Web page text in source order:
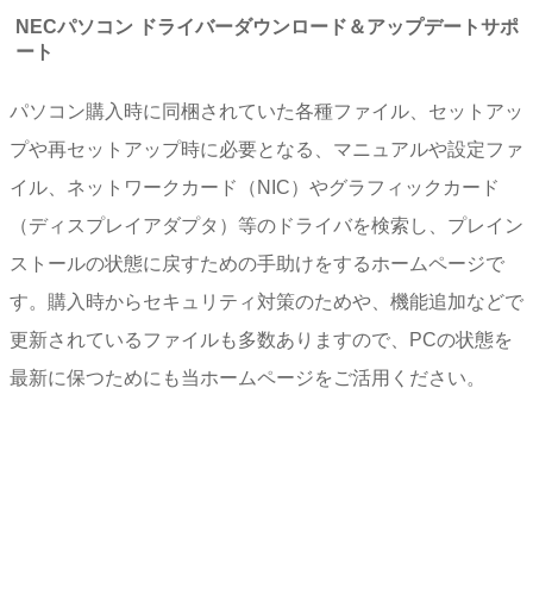
NECパソコン ドライバーダウンロード＆アップデートサポ
ート
パソコン購入時に同梱されていた各種ファイル、セットアッ
プや再セットアップ時に必要となる、マニュアルや設定ファ
イル、ネットワークカード（NIC）やグラフィックカード
（ディスプレイアダプタ）等のドライバを検索し、プレイン
ストールの状態に戻すための手助けをするホームページで
す。購入時からセキュリティ対策のためや、機能追加などで
更新されているファイルも多数ありますので、PCの状態を
最新に保つためにも当ホームページをご活用ください。